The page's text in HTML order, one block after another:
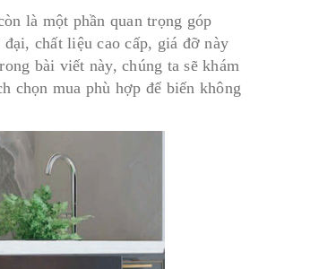
là một phần quan trọng góp
chất liệu cao cấp, giá đỡ này
bài viết này, chúng ta sẽ khám
chọn mua phù hợp để biến không